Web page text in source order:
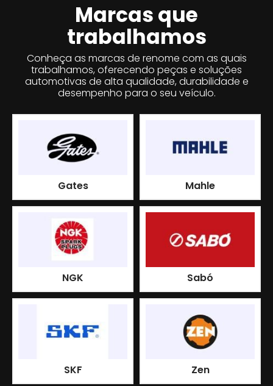
Marcas que
trabalhamos
Conheça as marcas de renome com as quais
trabalhamos, oferecendo peças e soluções
automotivas de alta qualidade, durabilidade e
desempenho para o seu veículo.
Gates Mahle
NGK Sabó
SKF Zen